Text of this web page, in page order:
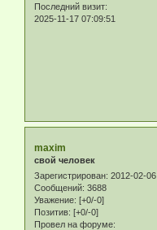
Последний визит:
2025-11-17 07:09:51
maxim
свой человек
Зарегистрирован: 2012-02-06
Сообщений: 3688
Уважение: [+0/-0]
Позитив: [+0/-0]
Провел на форуме: